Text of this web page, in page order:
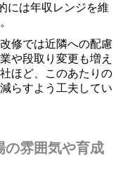
には年収レンジを維
修では近隣への配慮
や段取り変更も増え
ほど、このあたりの
らすよう工夫してい
の雰囲気や育成